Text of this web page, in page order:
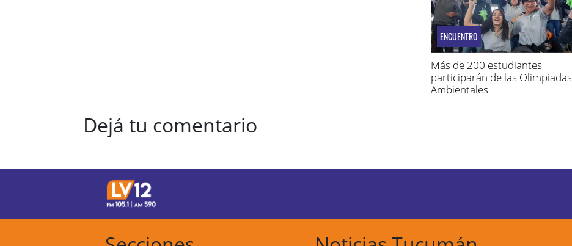
ENCUENTRO
Más de 200 estudiantes
participarán de las Olimpiadas
Ambientales
Dejá tu comentario